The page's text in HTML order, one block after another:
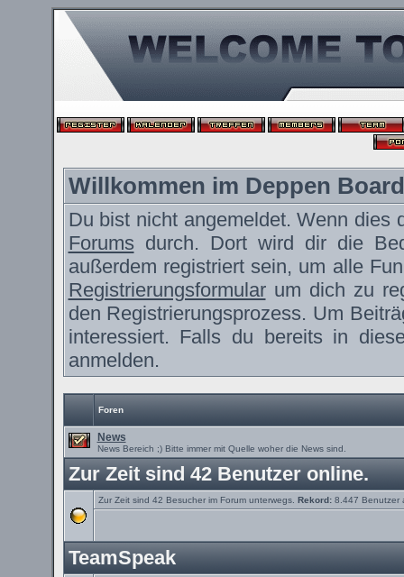
Willkommen im Deppen Board
Du bist nicht angemeldet. Wenn
Forums durch. Dort wird dir die
außerdem registriert sein, um alle
Registrierungsformularum dich zu
den Registrierungsprozess. Um
interessiert. Falls du bereits in
anmelden.
Foren
News
News Bereich ;) Bitte immer mit Quelle woher die News sind.
Zur Zeit sind 42 Benutzer online.
Zur Zeit sind 42 Besucher im Forum unterwegs. Rekord:8.447 Benutzer
TeamSpeak